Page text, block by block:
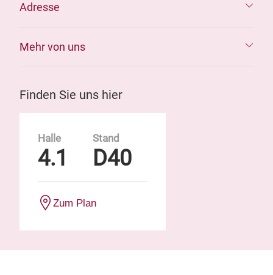
Adresse
Mehr von uns
Finden Sie uns hier
Halle
4.1
Stand
D40
Zum Plan